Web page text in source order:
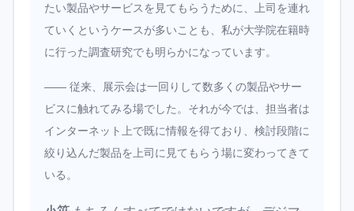
たい製品やサービスを見てもらうために、上司を連れ
ていくというケースが多いことも、私が大学院在籍時
に行った調査研究でも明らかになっています。
―― 従来、展示会は一回りして数多くの製品やサー
ビスに触れてみる場でした。それが今では、担当者は
インターネット上で既に情報を得ており、検討段階に
絞り込んだ製品を上司に見てもらう場に変わってきて
いる。